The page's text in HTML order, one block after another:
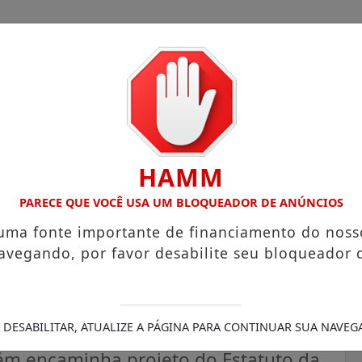
ATUAÇÃO VOLTADA AO MUNICÍPIO RECEITA FEDERAL
na criação da Guarda
de concurso público
HAMM
PARECE QUE VOCÊ USA UM BLOQUEADOR DE ANÚNCIOS
fonte importante de financiamento do
por favor desabilite seu bloqueador
DESABILITAR, ATUALIZE A PÁGINA PARA CONTINUAR SUA